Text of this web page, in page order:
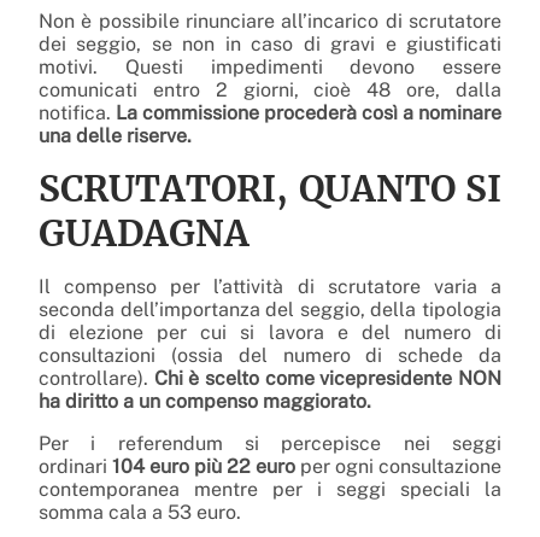
Non è possibile rinunciare all’incarico di scrutatore
dei seggio, se non in caso di gravi e giustificati
motivi. Questi impedimenti devono essere
comunicati entro 2 giorni, cioè 48 ore, dalla
notifica. La commissione procederà così a nominare
una delle riserve.
SCRUTATORI, QUANTO SI
GUADAGNA
Il compenso per l’attività di scrutatore varia a
seconda dell’importanza del seggio, della tipologia
di elezione per cui si lavora e del numero di
consultazioni (ossia del numero di schede da
controllare). Chi è scelto come vicepresidente NON
ha diritto a un compenso maggiorato.
Per i referendum si percepisce nei seggi
ordinari 104 euro più 22 euro per ogni consultazione
contemporanea mentre per i seggi speciali la
somma cala a 53 euro.